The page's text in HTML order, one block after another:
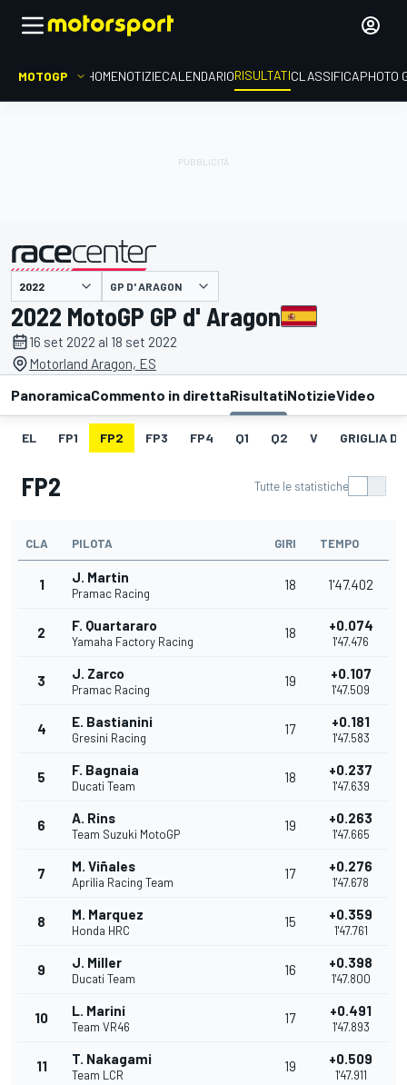
MOTOGP HOMENOTIZIECALENDARIORISULTATICLASSIFICAPHOTO
presentato da GP D' ARAGON
2022 MotoGP GP d' Aragon
16 set 2022 al 18 set 2022
Motorland Aragon, ES
PanoramicaCommento in direttaRisultatiNotizieVideo
EL FP1 FP2 FP3 FP4 Q1 Q2 V GRIGLIA DI
FP2 Tutte le statistiche
CLA PILOTA GIRI TEMPO
1 J. Martin
Pramac Racing
18 1'47.402
2 F. Quartararo
Yamaha Factory Racing
18 +0.074
1'47.476
3 J. Zarco
Pramac Racing
19 +0.107
1'47.509
4 E. Bastianini
Gresini Racing
17 +0.181
1'47.583
5 F. Bagnaia
Ducati Team
18 +0.237
1'47.639
6 A. Rins
Team Suzuki MotoGP
19 +0.263
1'47.665
7 M. Viñales
Aprilia Racing Team
17 +0.276
1'47.678
8 M. Marquez
Honda HRC
15 +0.359
1'47.761
9 J. Miller
Ducati Team
16 +0.398
1'47.800
10 L. Marini
Team VR46
17 +0.491
1'47.893
11 T. Nakagami
Team LCR
19 +0.509
1'47.911